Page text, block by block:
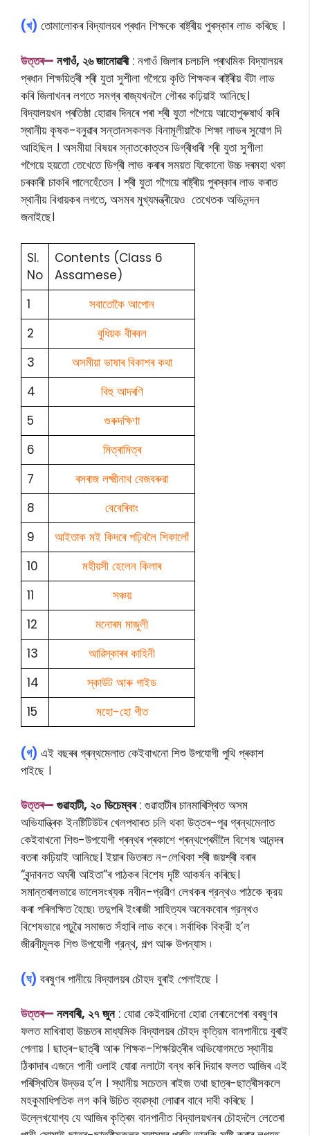
(খ) তোমালোকৰ বিদ্যালয়ৰ প্ৰধান শিক্ষকে ৰাষ্ট্ৰীয় পুৰস্কাৰ লাভ কৰিছে ।
উত্তৰ— নগাওঁ, ২৬ জানোৱাৰী: নগাওঁ জিলাৰ চলচলি প্ৰাথমিক বিদ্যালয়ৰ
প্ৰধান শিক্ষয়িত্ৰী শ্ৰী যুতা সুশীলা গগৈয়ে কৃতি শিক্ষকৰ ৰাষ্ট্ৰীয় বঁটা লাভ
কৰি জিলাখনৰ লগতে সমগ্ৰ ৰাজ্যখনলৈ গৌৰৱ কঢ়িয়াই আনিছে।
বিদ্যালয়খন প্ৰতিষ্ঠা হোৱাৰ দিনৰে পৰা শ্ৰী যুতা গগৈয়ে আহোপুৰুষাৰ্থ কৰি
স্থানীয় কৃষক-বনুৱাৰ সন্তানসকলক বিনামূলীয়াকৈ শিক্ষা লাভৰ সুযোগ দি
আহিছিল । অসমীয়া বিষয়ৰ স্নাতকোত্তৰ ডিগ্ৰীধাৰী শ্ৰী যুতা সুশীলা
গগৈয়ে হয়তো তেখেতে ডিগ্ৰী লাভ কৰাৰ সময়ত যিকোনো উচ্চ দৰমহা থকা
চৰকাৰী চাকৰি পালেহেঁতেন । শ্ৰী যুতা গগৈয়ে ৰাষ্ট্ৰীয় পুৰস্কাৰ লাভ কৰাত
স্থানীয় বিধায়কৰ লগতে, অসমৰ মুখ্যমন্ত্ৰীয়েও তেখেতক অভিনন্দন
জনাইছে।
Sl.
No
Contents (Class 6
Assamese)
1
সবাতোকৈ আপোন
2
বুধিয়ক বীৰবল
3
অসমীয়া ভাষাৰ বিকাশৰ কথা
4
বিহু আদৰণি
5
গুৰুদক্ষিণা
6
মিত্ৰামিত্ৰ
7
ৰসৰাজ লক্ষ্মীনাথ বেজবৰুৱা
8
বেবেৰিবাং
9
আইতাক মই কিদৰে পঢ়িবলৈ শিকালোঁ
10
মহীয়সী হেলেন কিলাৰ
11
সঞ্চয়
12
মনোৰম মাজুলী
13
আৱিস্কাৰৰ কাহিনী
14
স্কাউট আৰু গাইড
15
মহো-হো গীত
(গ) এই বছৰৰ গ্ৰন্থমেলাত কেইবাখনো শিশু উপযোগী পুথি প্ৰকাশ
পাইছে ।
উত্তৰ— গুৱাহাটী, ২০ ডিচেম্বৰ: গুৱাহাটীৰ চানমাৰিস্থিত অসম
অভিযান্ত্ৰিক ইনষ্টিটিউটৰ খেলপথাৰত চলি থকা উত্তৰ-পূৱ গ্ৰন্থমেলাত
কেইবাখনো শিশু-উপযোগী গ্ৰন্থৰ প্ৰকাশে গ্ৰন্থপ্ৰেমীলৈ বিশেষ আনন্দৰ
বতৰা কঢ়িয়াই আনিছে। ইয়াৰ ভিতৰত ন-লেখিকা শ্ৰী জয়শ্ৰী বৰাৰ
“বৃন্দাবনত অঘৰী আইতা”ৰ পাঠকৰ বিশেষ দৃষ্টি আকৰ্ষন কৰিছে।
সমান্তৰালভাৱে ভালেসংখ্যক নবীন-প্রৱীণ লেখকৰ গ্রন্থও পাঠকে ক্রয়
কৰা পৰিলক্ষিত হৈছে৷ তদুপৰি ইংৰাজী সাহিত্যৰ অনেকবোৰ গ্রন্থও
বিশেষভাৱে পঢ়ুৱৈ সমাজত সঁহাৰি লাভ কৰে ৷ সর্বাধিক বিক্রী হ’ল
জীৱনীমূলক শিশু উপযোগী গ্রন্থ, গল্প আৰু উপন্যাস ৷
(ঘ) বৰষুণৰ পানীয়ে বিদ্যালয়ৰ চৌহদ বুৰাই পেলাইছে ।
উত্তৰ— নলবাৰী, ২৭ জুন: যোৱা কেইবাদিনো হোৱা নেৰানেপেৰা বৰষুণৰ
ফলত মাখিবাহা উচ্চতৰ মাধ্যমিক বিদ্যালয়ৰ চৌহদ কৃত্রিম বানপানীয়ে বুৰাই
পেলায় । ছাত্ৰ-ছাত্ৰী আৰু শিক্ষক-শিক্ষয়িত্ৰীৰ অভিযোগমতে স্থানীয়
ঠিকাদাৰ এজনে পানী ওলাই যোৱা নলাটো বন্ধ কৰি দিয়াৰ ফলত আজিৰ এই
পৰিস্থিতিৰ উদ্ভৱ হ’ল । স্থানীয় সচেতন ৰাইজ তথা ছাত্ৰ-ছাত্ৰীসকলে
মহকুমাধিপতিক লগ কৰি উচিত ব্যৱস্থা লোৱাৰ বাবে দাবী কৰিছে ।
উল্লেখযোগ্য যে আজিৰ কৃত্ৰিম বানপানীত বিদ্যালয়খনৰ চৌহদলৈ লেতেৰা